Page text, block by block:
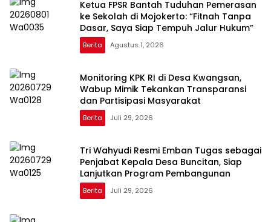
Ketua FPSR Bantah Tuduhan Pemerasan
ke Sekolah di Mojokerto: “Fitnah Tanpa
Dasar, Saya Siap Tempuh Jalur Hukum”
Berita Agustus 1, 2026
Monitoring KPK RI di Desa Kwangsan,
Wabup Mimik Tekankan Transparansi
dan Partisipasi Masyarakat
Berita Juli 29, 2026
Tri Wahyudi Resmi Emban Tugas sebagai
Penjabat Kepala Desa Buncitan, Siap
Lanjutkan Program Pembangunan
Berita Juli 29, 2026